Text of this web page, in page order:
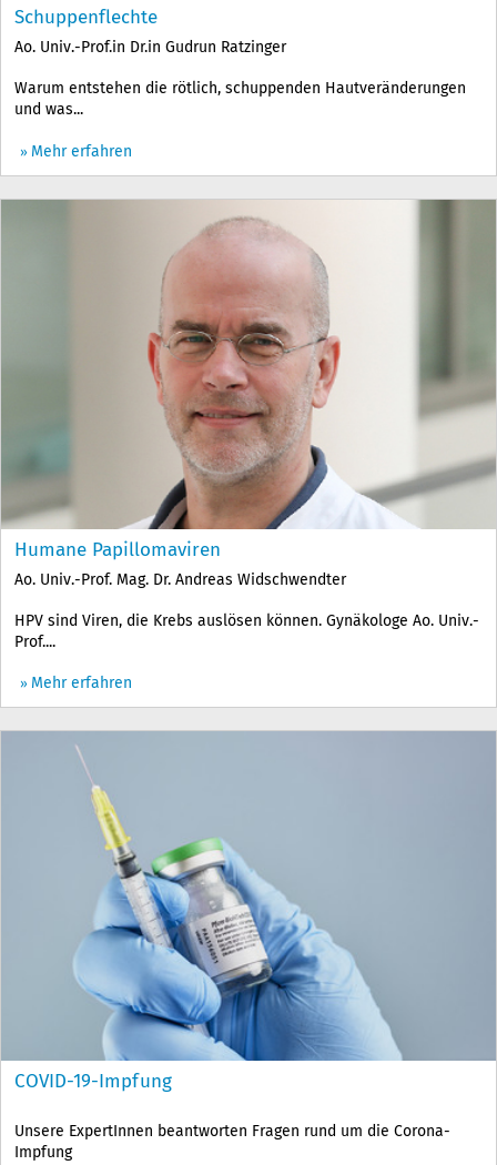
Schuppenflechte
Ao. Univ.-Prof.in Dr.in Gudrun Ratzinger
Warum entstehen die rötlich, schuppenden Hautveränderungen
und was...
Mehr erfahren
Humane Papillomaviren
Ao. Univ.-Prof. Mag. Dr. Andreas Widschwendter
HPV sind Viren, die Krebs auslösen können. Gynäkologe Ao. Univ.-
Prof....
Mehr erfahren
COVID-19-Impfung
Unsere ExpertInnen beantworten Fragen rund um die Corona-
Impfung